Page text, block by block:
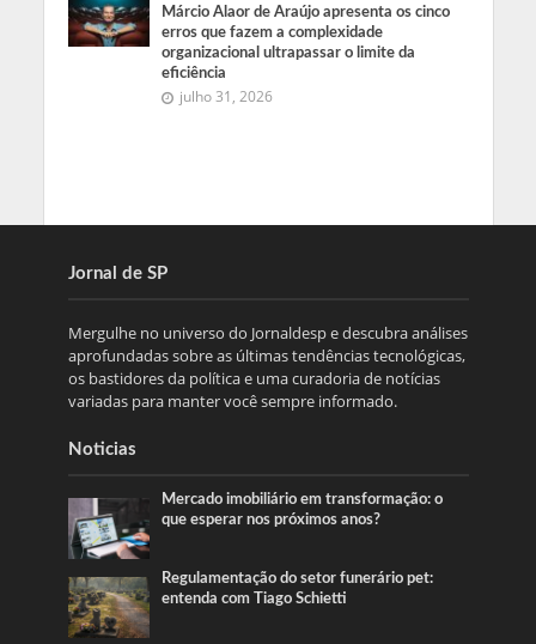
Márcio Alaor de Araújo apresenta os cinco
erros que fazem a complexidade
organizacional ultrapassar o limite da
eficiência
julho 31, 2026
Jornal de SP
Mergulhe no universo do Jornaldesp e descubra análises
aprofundadas sobre as últimas tendências tecnológicas,
os bastidores da política e uma curadoria de notícias
variadas para manter você sempre informado.
Noticias
Mercado imobiliário em transformação: o
que esperar nos próximos anos?
Regulamentação do setor funerário pet:
entenda com Tiago Schietti